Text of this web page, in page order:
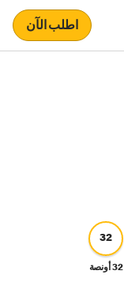
اطلب الآن
32
32 أونصة